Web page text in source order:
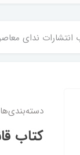
ندای
دسته‌بندی‌ها
کتاب